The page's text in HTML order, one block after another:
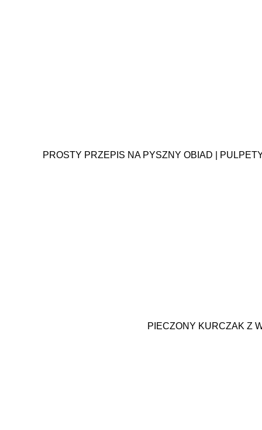
PROSTY PRZEPIS NA PYSZNY OBIAD |
PIECZONY KURCZAK Z